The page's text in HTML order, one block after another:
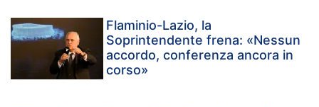
Flaminio-Lazio, la
Soprintendente frena: «Nessun
accordo, conferenza ancora in
corso»